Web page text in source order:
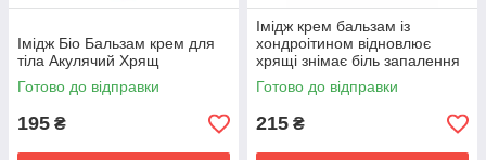
Імідж Біо Бальзам крем для
тіла Акулячий Хрящ
Готово до відправки
195 ₴
Імідж крем бальзам із
хондроітином відновлює
хрящі знімає біль запалення
суглобів та м'язів
Готово до відправки
215 ₴